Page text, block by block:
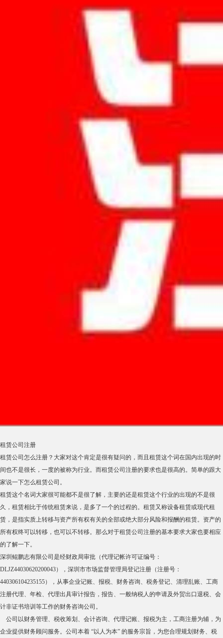
租赁公司注册
租赁公司怎么注册？大家对这个肯定是很有疑问的，而且租赁这个词在国内出现的时
间也不是很长，一度的被称为行业。而租赁公司注册的要求也是很高的。简单的跟大
家说一下怎么租赁公司。
租赁这个名词大家很可能都不是很了解，主要的还是租赁这个行业的出现的不是很
久，租赁相比于传统租赁来说，是多了一个的过程的。租赁又称设备租赁或现代租
赁，是指实质上转移与资产所有权有关的全部或绝大部分风险和报酬的租赁。资产的
所有权终可以转移，也可以不转移。那么对于租赁公司注册的基本要求大家也要相应
的了解一下。
深圳鲲鹏志有限公司是经财政局审批（代理记帐许可证编号：
DLJZ44030620200043），深圳市市场监督管理局登记注册（注册号：
440306104235155），从事企业记账、报税、财务咨询、税务登记、清理乱账、工商
注册代理、年检、代理出具审计报告，报告、一般纳税人的申请及外贸出口退税、会
计非证书培训等工作的财务咨询公司。
公司以财务管理、税收筹划、会计咨询、代理记账、报税为主，工商注册为辅，为
企业提供财务顾问服务。公司本着 “以人为本” 的服务宗旨，为您合理规划财务、税